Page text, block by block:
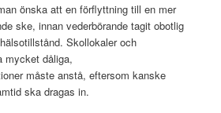
önska att en förflyttning till en mer
ske, innan vederbörande tagit obotlig
Skollokaler och
mycket dåliga,
måste anstå, eftersom kanske
ska dragas in.